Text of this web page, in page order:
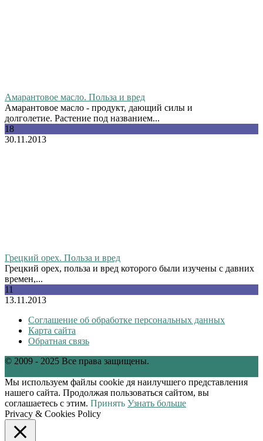
Амарантовое масло. Польза и вред
Амарантовое масло - продукт, дающий силы и
долголетие. Растение под названием...
18
30.11.2013
Грецкий орех. Польза и вред
Грецкий орех, польза и вред которого были изучены с давних
времен,...
11
13.11.2013
Соглашение об обработке персональных данных
Карта сайта
Обратная связь
© 2009 - 2025 Все права защищены.
Мы используем файлы cookie дя наилучшего представления
нашего сайта. Продолжая пользоваться сайтом, вы
соглашаетесь с этим. Принять Узнать больше
Privacy & Cookies Policy